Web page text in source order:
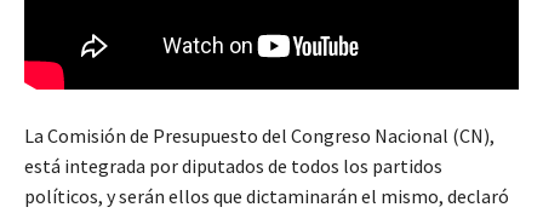
La Comisión de Presupuesto del Congreso Nacional (CN),
está integrada por diputados de todos los partidos
políticos, y serán ellos que dictaminarán el mismo, declaró